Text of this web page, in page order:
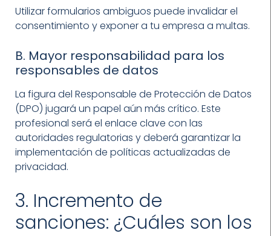
Utilizar formularios ambiguos puede invalidar el
consentimiento y exponer a tu empresa a multas.
B. Mayor responsabilidad para los
responsables de datos
La figura del Responsable de Protección de Datos
(DPO) jugará un papel aún más crítico. Este
profesional será el enlace clave con las
autoridades regulatorias y deberá garantizar la
implementación de políticas actualizadas de
privacidad.
3. Incremento de
sanciones: ¿Cuáles son los